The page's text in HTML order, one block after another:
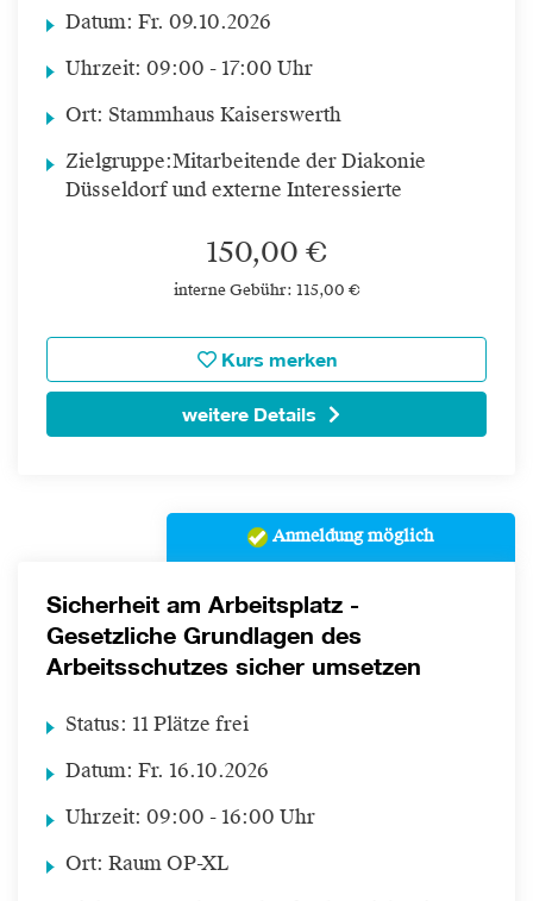
Datum: Fr. 09.10.2026
Uhrzeit: 09:00 - 17:00 Uhr
Ort: Stammhaus Kaiserswerth
Zielgruppe:Mitarbeitende der Diakonie
Düsseldorf und externe Interessierte
150,00 €
interne Gebühr: 115,00 €
Kurs merken
weitere Details
Anmeldung möglich
Sicherheit am Arbeitsplatz -
Gesetzliche Grundlagen des
Arbeitsschutzes sicher umsetzen
Status: 11 Plätze frei
Datum: Fr. 16.10.2026
Uhrzeit: 09:00 - 16:00 Uhr
Ort: Raum OP-XL